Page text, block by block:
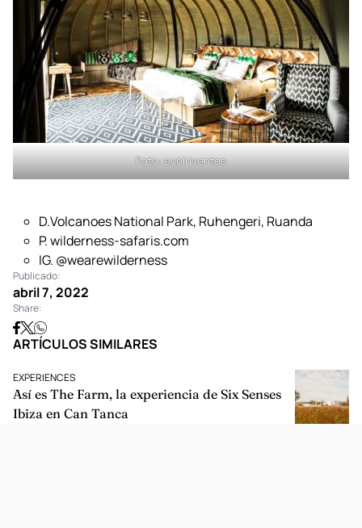
Foto:ecoinventos
D.Volcanoes National Park, Ruhengeri, Ruanda
P.
IG. @wearewilderness
Publicado:
abril 7, 2022
Share: